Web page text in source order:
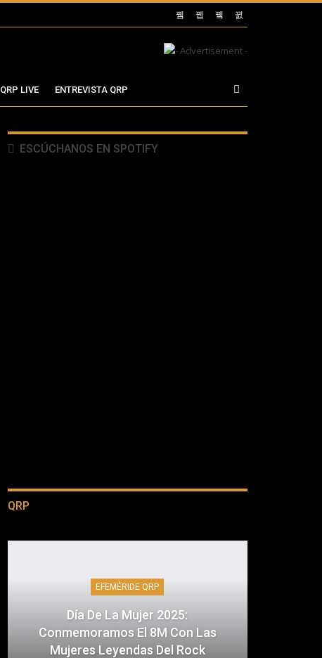
QRP LIVE ENTREVISTA QRP
ESCÚCHANOS EN SPOTIFY
QRP
EFEMÉRIDE QRP
Día De La Mujer 2025:
Conmemoramos El 8M Con Las
Mujeres Leyendas Del Rock